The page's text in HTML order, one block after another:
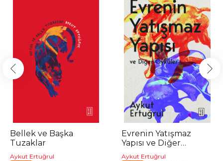
Bellek ve Başka
Tuzaklar
Aykut Ertuğrul
Evrenin Yatışmaz
Yapısı ve Diğer
Öyküler
Aykut Ertuğrul